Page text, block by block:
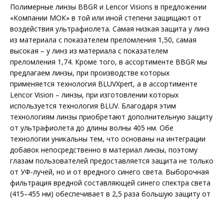
Полимерные линзы BBGR и Lencor Visions в предложении
«Компании МОК» в той или иной степени защищают от
воздействия ультрафиолета. Самая низкая защита у линз
из материала с показателем преломления 1,50, самая
высокая – у линз из материала с показателем
преломления 1,74. Кроме того, в ассортименте BBGR мы
предлагаем линзы, при производстве которых
применяется технология BLUVXpert, а в ассортименте
Lencor Vision – линзы, при изготовлении которых
используется технология BLUV. Благодаря этим
технологиям линзы приобретают дополнительную защиту
от ультрафиолета до длины волны 405 нм. Обе
технологии уникальны тем, что основаны на интеграции
добавок непосредственно в материал линзы, поэтому
глазам пользователей предоставляется защита не только
от УФ-лучей, но и от вредного синего света. Выборочная
фильтрация вредной составляющей синего спектра света
(415–455 нм) обеспечивает в 2,5 раза большую защиту от